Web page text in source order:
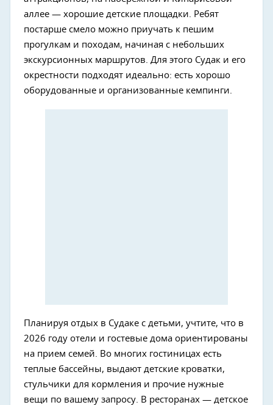
аллее — хорошие детские площадки. Ребят
постарше смело можно приучать к пешим
прогулкам и походам, начиная с небольших
экскурсионных маршрутов. Для этого Судак и его
окрестности подходят идеально: есть хорошо
оборудованные и организованные кемпинги.
Планируя отдых в Судаке с детьми, учтите, что в
2026 году отели и гостевые дома ориентированы
на прием семей. Во многих гостиницах есть
теплые бассейны, выдают детские кроватки,
стульчики для кормления и прочие нужные
вещи по вашему запросу. В ресторанах — детское